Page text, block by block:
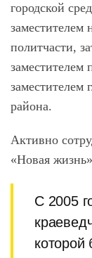
городской
заместителем
политчасти,
заместителем
заместителем
района.
Активно
«Новая
С 2005
которой